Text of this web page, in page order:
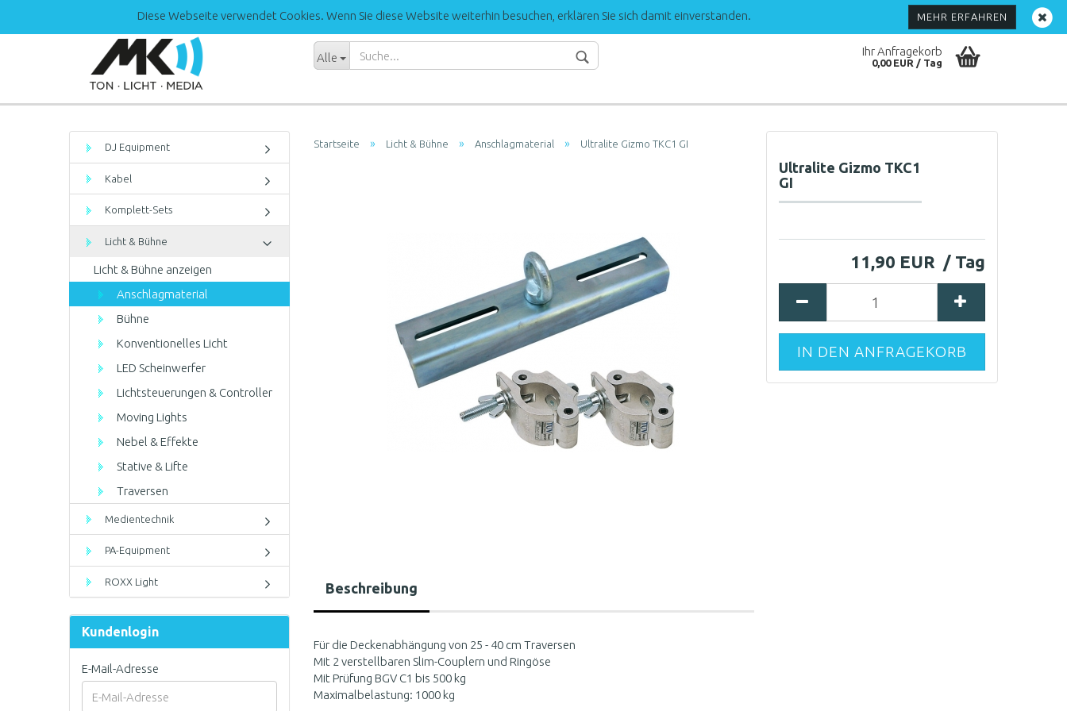
Kundenlogin
Konto erstellen
Passwort vergessen?
Alle Ihr Anfragekorb
0,00 EUR
Diese Webseite verwendet Cookies. Wenn Sie diese Website weiterhin besuchen, erklären Sie sich damit einverstanden. MEHR ERFAHREN
Startseite » Licht & Bühne » Anschlagmaterial » Ultralite Gizmo TKC1 GI
Ultralite Gizmo TKC1
GI
11,90 EUR
Beschreibung
Für die Deckenabhängung von 25 - 40 cm Traversen
Mit 2 verstellbaren Slim-Couplern und Ringöse
Mit Prüfung BGV C1 bis 500 kg
Maximalbelastung: 1000 kg
DJ Equipment
Kabel
Komplett-Sets
Licht & Bühne
Licht & Bühne anzeigen
Anschlagmaterial
Bühne
Konventionelles Licht
LED Scheinwerfer
Lichtsteuerungen & Controller
Moving Lights
Nebel & Effekte
Stative & Lifte
Traversen
Medientechnik
PA-Equipment
ROXX Light
Kundenlogin
E-Mail-Adresse